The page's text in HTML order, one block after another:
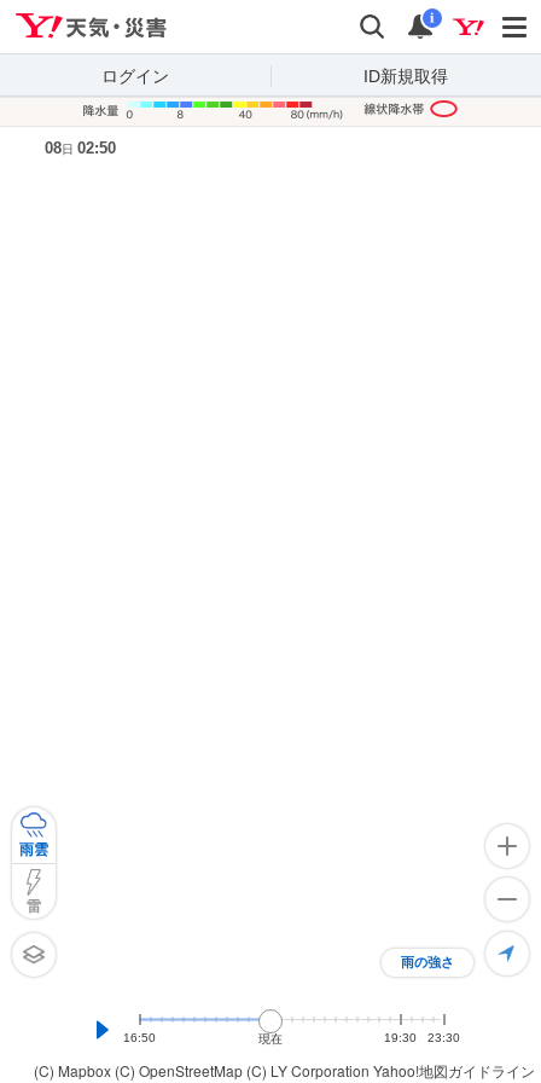
検索 通知
i
ログイン ID新規取得
(C) Mapbox (C) OpenStreetMap (C) LY Corporation Yahoo!地図ガイドライン
雨の強さ
雨雲
雷
16:50 現在 19:30 23:30
08日 02:50